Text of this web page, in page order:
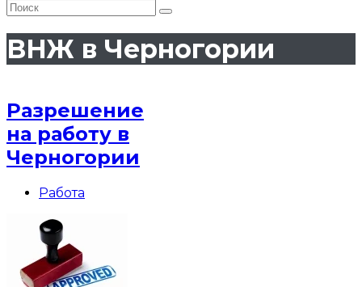
ВНЖ в Черногории
Разрешение
на работу в
Черногории
Рубрика
Работа